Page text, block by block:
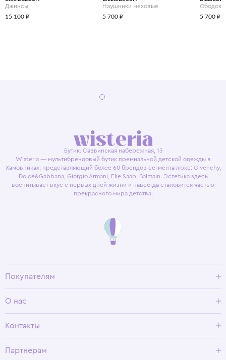
Джинсы
15 100 ₽
Наушники меховые
5 700 ₽
Ободок
5 700 ₽
Бутик. Саввинская набережная, 13
Wisteria — мультибрендовый бутик премиальной детской одежды в
Хамовниках, представляющий более 60 брендов сегмента люкс: Givenchy,
Dolce&Gabbana, Giorgio Armani, Elie Saab, Balmain. Эстетика здесь
воспитывает вкус с первых дней жизни и навсегда становится частью
прекрасного мира детства.
Покупателям
Условия возврата
О нас
Программа лояльности
Контакты
Партнерам